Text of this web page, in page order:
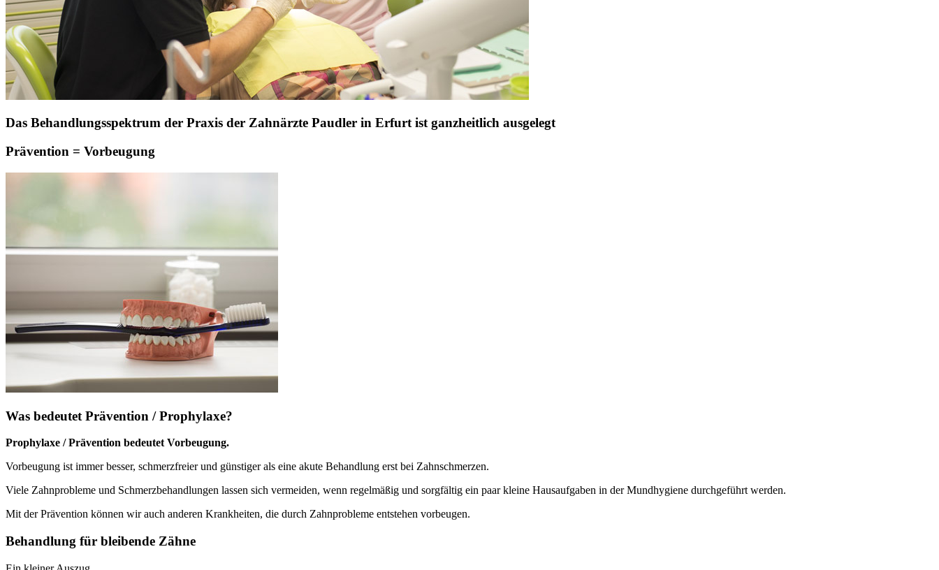
Das Behandlungsspektrum der Praxis der Zahnärzte Paudler in Erfurt ist ganzheitlich ausgelegt
Prävention = Vorbeugung
Was bedeutet Prävention / Prophylaxe?
Prophylaxe / Prävention bedeutet Vorbeugung.
Vorbeugung ist immer besser, schmerzfreier und günstiger als eine akute Behandlung erst bei Zahnschmerzen.
Viele Zahnprobleme und Schmerzbehandlungen lassen sich vermeiden, wenn regelmäßig und sorgfältig ein paar kleine Hausaufgaben in der Mundhygiene durchgeführt werden.
Mit der Prävention können wir auch anderen Krankheiten, die durch Zahnprobleme entstehen vorbeugen.
Behandlung für bleibende Zähne